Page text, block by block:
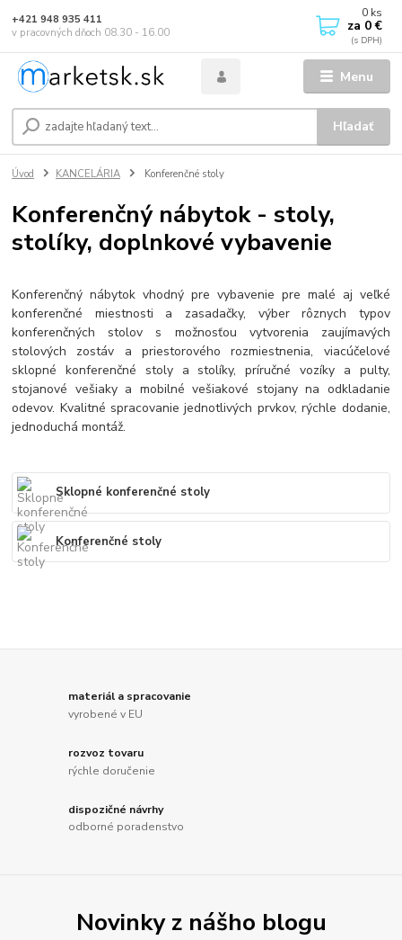
Menu
Hľadať
+421 948 935 411
v pracovných dňoch 08.30 - 16.00
0 ks
za 0 €
Úvod KANCELÁRIA Konferenčné stoly
Konferenčný nábytok - stoly,
stolíky, doplnkové vybavenie
Konferenčný nábytok vhodný pre vybavenie pre malé aj veľké
konferenčné miestnosti a zasadačky, výber rôznych typov
konferenčných stolov s možnosťou vytvorenia zaujímavých
stolových zostáv a priestorového rozmiestnenia, viacúčelové
sklopné konferenčné stoly a stolíky, príručné vozíky a pulty,
stojanové vešiaky a mobilné vešiakové stojany na odkladanie
odevov. Kvalitné spracovanie jednotlivých prvkov, rýchle dodanie,
jednoduchá montáž.
Sklopné konferenčné stoly
Konferenčné stoly
materiál a spracovanie
vyrobené v EU
rozvoz tovaru
rýchle doručenie
dispozičné návrhy
odborné poradenstvo
Novinky z nášho blogu